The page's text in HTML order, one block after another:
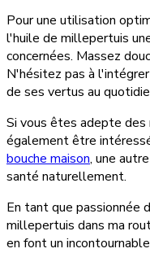
Pour une utilisation
l'huile de millepertuis
concernées. Massez
N'hésitez pas à
de ses vertus au
Si vous êtes adepte des
également être
bouche maison, une
santé naturellement.
En tant que passionnée
millepertuis dans ma
en font un